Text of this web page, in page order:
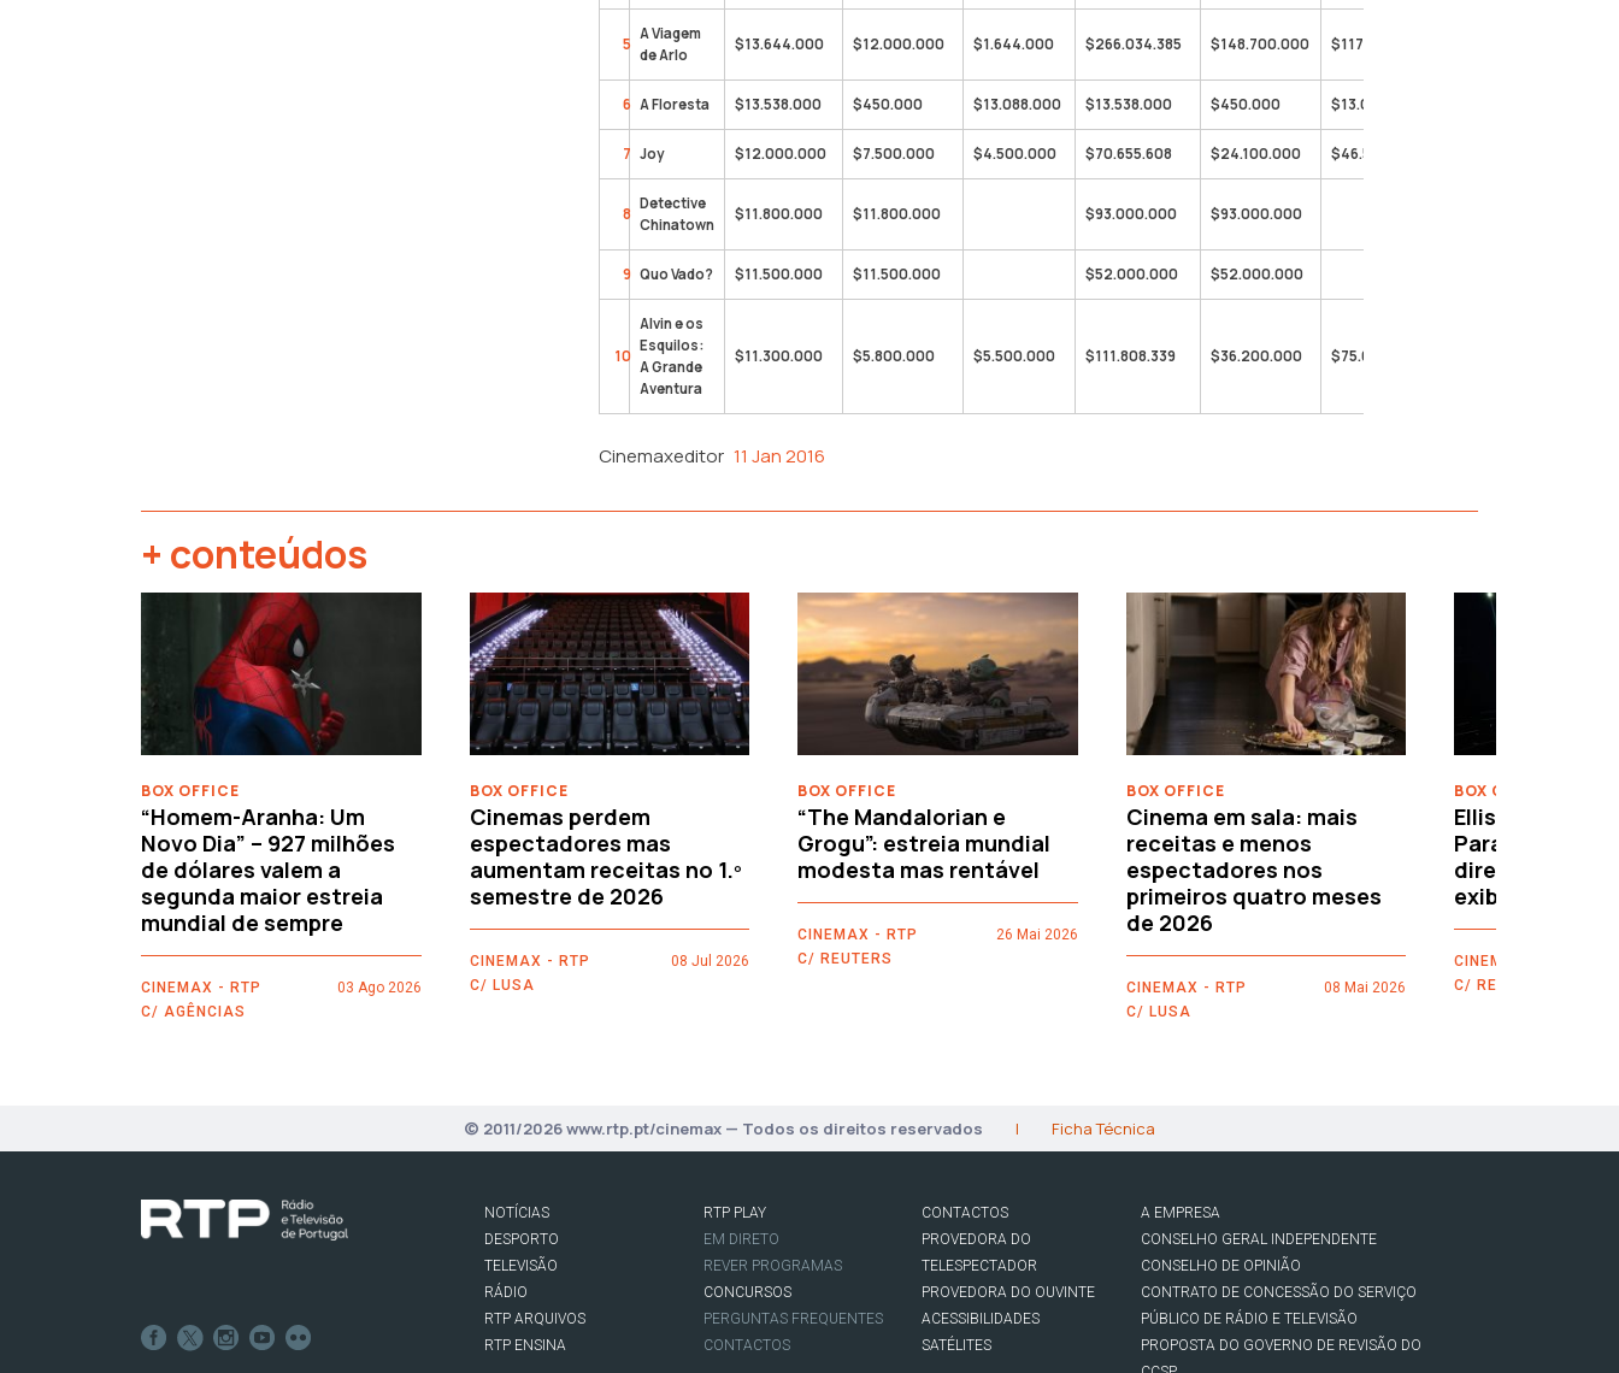
5
A Viagem
de Arlo
$13.644.000 $12.000.000 $1.644.000 $266.034.385 $148.700.000 $117.334.385
6 A Floresta $13.538.000 $450.000 $13.088.000 $13.538.000 $450.000 $13.088.000
7 Joy $12.000.000 $7.500.000 $4.500.000 $70.655.608 $24.100.000 $46.555.608
8
Detective
Chinatown
$11.800.000 $11.800.000 $93.000.000 $93.000.000
9 Quo Vado? $11.500.000 $11.500.000 $52.000.000 $52.000.000
10
Alvin e os
Esquilos:
A Grande
Aventura
$11.300.000 $5.800.000 $5.500.000 $111.808.339 $36.200.000 $75.608.339
Cinemaxeditor 11 Jan 2016
+ conteúdos
BOX OFFICE
“Homem-Aranha: Um
Novo Dia” – 927 milhões
de dólares valem a
segunda maior estreia
mundial de sempre
CINEMAX - RTP
C/ AGÊNCIAS
03 Ago 2026
BOX OFFICE
Cinemas perdem
espectadores mas
aumentam receitas no 1.º
semestre de 2026
CINEMAX - RTP
C/ LUSA
08 Jul 2026
BOX OFFICE
“The Mandalorian e
Grogu”: estreia mundial
modesta mas rentável
CINEMAX - RTP
C/ REUTERS
26 Mai 2026
BOX OFFICE
Cinema em sala: mais
receitas e menos
espectadores nos
primeiros quatro meses
de 2026
CINEMAX - RTP
C/ LUSA
08 Mai 2026
BOX OFFICE
Ellison leva o
directamente
exibidores
CINEMAX - RTP
C/ REUTERS
© 2011/2026 www.rtp.pt/cinemax — Todos os direitos reservados | Ficha Técnica
NOTÍCIAS
DESPORTO
TELEVISÃO
RÁDIO
RTP ARQUIVOS
RTP ENSINA
RTP PLAY
EM DIRETO
REVER PROGRAMAS
CONCURSOS
PERGUNTAS FREQUENTES
CONTACTOS
CONTACTOS
PROVEDORA DO
TELESPECTADOR
PROVEDORA DO OUVINTE
ACESSIBILIDADES
SATÉLITES
A EMPRESA
CONSELHO GERAL INDEPENDENTE
CONSELHO DE OPINIÃO
CONTRATO DE CONCESSÃO DO SERVIÇO
PÚBLICO DE RÁDIO E TELEVISÃO
PROPOSTA DO GOVERNO DE REVISÃO DO